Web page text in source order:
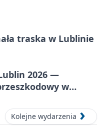
traska w Lublinie
2026 —
w
Kolejne wydarzenia